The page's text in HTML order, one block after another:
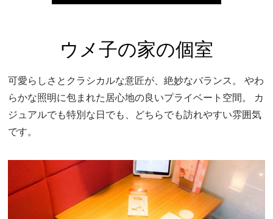
ウメ子の家の個室
可愛らしさとクラシカルな意匠が、絶妙なバランス。
やわ
らかな照明に包まれた居心地の良いプライベート空間。
カ
ジュアルでも特別な日でも、どちらでも訪れやすい雰囲気
です。